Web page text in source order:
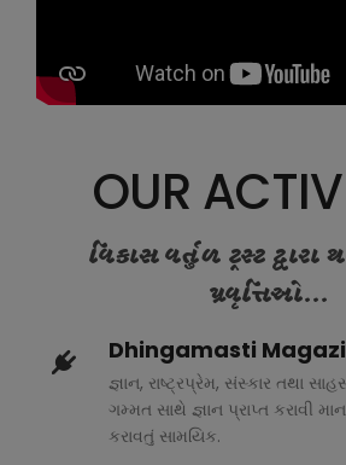
OUR
વિકાસ વર્તુળ ટ્રસ્ટ દ્વારા
પ્રવૃત્તિઓ...
Dhingamasti
જ્ઞાન, રાષ્ટ્રપ્રેમ, સંસ્કાર તથા
ગમ્મત સાથે જ્ઞાન પ્રાપ્ત કરાવી
કરાવતું સામયિક.